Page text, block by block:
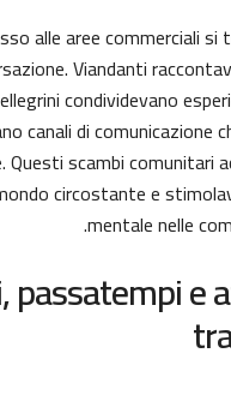
alle aree commerciali
Viandanti
condividevano
canali di comunicazione
Questi scambi comunitari
circostante e
mentale nelle
passatempi e